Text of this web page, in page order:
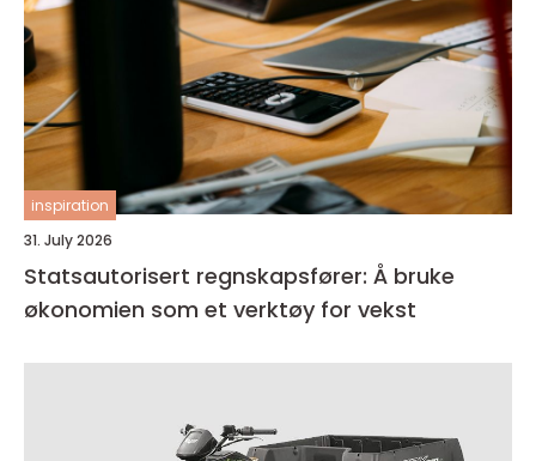
inspiration
31. July 2026
Statsautorisert regnskapsfører: Å bruke
økonomien som et verktøy for vekst